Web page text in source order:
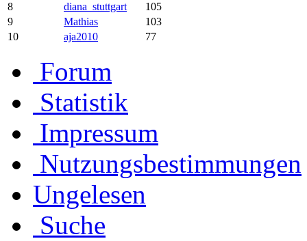
8
diana_stuttgart
105
9
Mathias
103
10
aja2010 77
Forum
Statistik
Impressum
Nutzungsbestimmungen
Ungelesen
Suche